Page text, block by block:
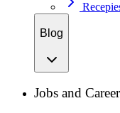
Blog
Jobs and Career